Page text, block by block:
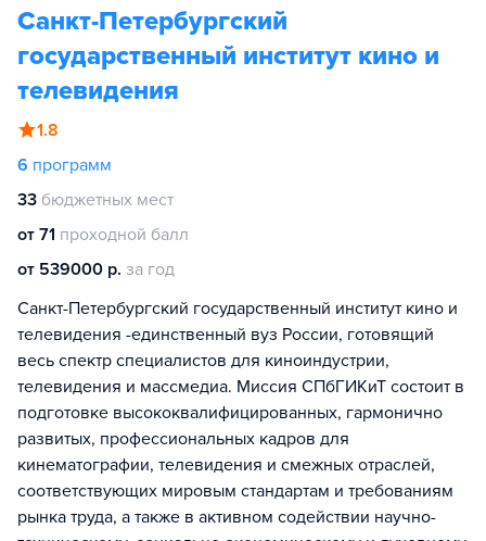
Санкт-Петербургский
государственный институт кино и
телевидения
1.8
6 программ
33 бюджетных мест
от 71 проходной балл
от 539000 р. за год
Санкт-Петербургский государственный институт кино и
телевидения -единственный вуз России, готовящий
весь спектр специалистов для киноиндустрии,
телевидения и массмедиа. Миссия СПбГИКиТ состоит в
подготовке высококвалифицированных, гармонично
развитых, профессиональных кадров для
кинематографии, телевидения и смежных отраслей,
соответствующих мировым стандартам и требованиям
рынка труда, а также в активном содействии научно-